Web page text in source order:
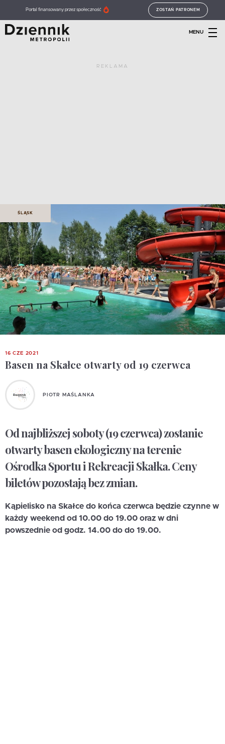
Portal finansowany przez społeczność ZOSTAŃ PATRONEM
MENU
REKLAMA
ŚLĄSK
16 CZE 2021
Basen na Skałce otwarty od 19 czerwca
PIOTR MAŚLANKA
Od najbliższej soboty (19 czerwca) zostanie
otwarty basen ekologiczny na terenie
Ośrodka Sportu i Rekreacji Skałka. Ceny
biletów pozostają bez zmian.
Kąpielisko na Skałce do końca czerwca będzie czynne w
każdy weekend od 10.00 do 19.00 oraz w dni
powszednie od godz. 14.00 do do 19.00.